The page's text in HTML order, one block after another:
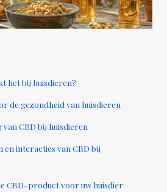
het bij huisdieren?
de gezondheid van huisdieren
CBD bij huisdieren
interacties van CBD bij
CBD-product voor uw huisdier